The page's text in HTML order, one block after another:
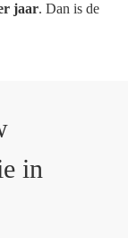
jaar. Dan is de
in